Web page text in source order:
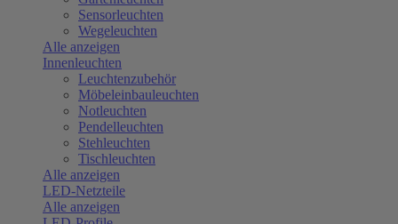
Sensorleuchten
Wegeleuchten
Alle anzeigen
Innenleuchten
Leuchtenzubehör
Möbeleinbauleuchten
Notleuchten
Pendelleuchten
Stehleuchten
Tischleuchten
Alle anzeigen
LED-Netzteile
Alle anzeigen